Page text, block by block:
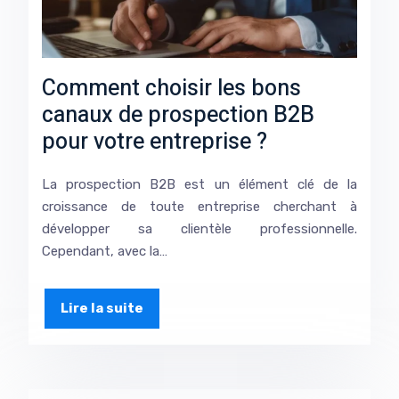
Comment choisir les bons
canaux de prospection B2B
pour votre entreprise ?
La prospection B2B est un élément clé de la
croissance de toute entreprise cherchant à
développer sa clientèle professionnelle.
Cependant, avec la…
Lire la suite